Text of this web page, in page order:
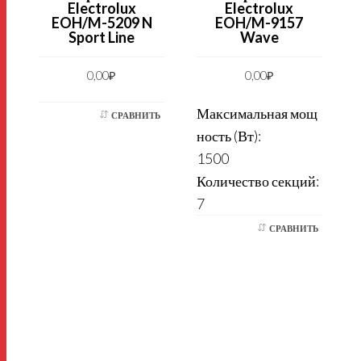
Electrolux
EOH/M-5209 N
Sport Line
0,00₽
СРАВНИТЬ
Electrolux
EOH/M-9157
Wave
0,00₽
Максимальная мощ
ность (Вт):
1500
Количество секций:
7
СРАВНИТЬ